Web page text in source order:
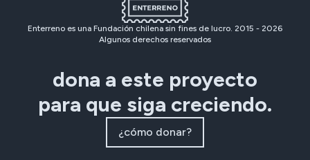
Enterreno es una Fundación chilena sin fines de lucro. 2015 - 2026
Algunos derechos reservados
dona a este proyecto
para que siga creciendo.
¿cómo donar?